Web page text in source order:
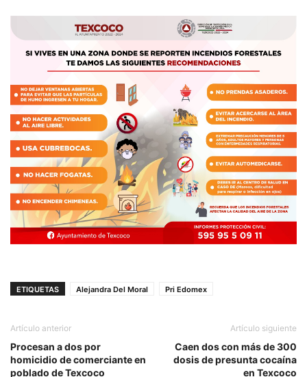
ETIQUETAS Alejandra Del Moral Pri Edomex
Artículo anterior
Procesan a dos por
homicidio de comerciante en
poblado de Texcoco
Artículo siguiente
Caen dos con más de 300
dosis de presunta cocaína
en Texcoco